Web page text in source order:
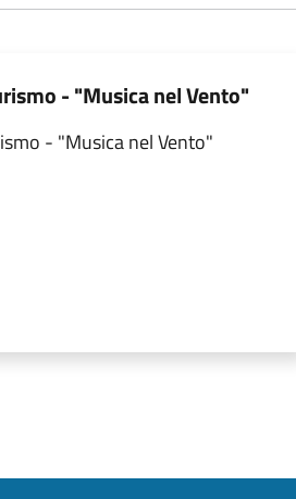
- "Musica nel Vento"
- "Musica nel Vento"